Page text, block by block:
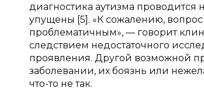
диагностика аутизма проводится
упущены [5]. «К сожалению, вопрос
проблематичным», — говорит
следствием недостаточного
проявления. Другой возможной
заболевании, их боязнь или
что-то не так.